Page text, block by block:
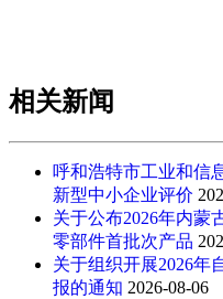
相关新闻
呼和浩特市工业和信
新型中小企业评价
关于公布2026年内蒙
零部件首批次产品
关于组织开展2026年
报的通知 2026-08-06